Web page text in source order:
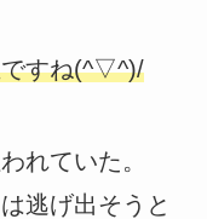
ですね(^▽^)/
れていた。
逃げ出そうと